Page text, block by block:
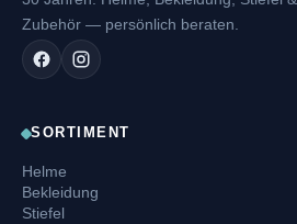
Zubehör — persönlich beraten.
SORTIMENT
Helme
Bekleidung
Stiefel